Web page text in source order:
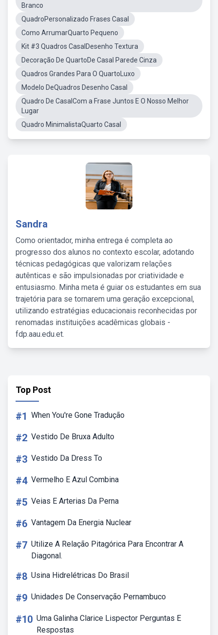
Branco
QuadroPersonalizado Frases Casal
Como ArrumarQuarto Pequeno
Kit #3 Quadros CasalDesenho Textura
Decoração De QuartoDe Casal Parede Cinza
Quadros Grandes Para O QuartoLuxo
Modelo DeQuadros Desenho Casal
Quadro De CasalCom a Frase Juntos E O Nosso Melhor
Lugar
Quadro MinimalistaQuarto Casal
Sandra
Como orientador, minha entrega é completa ao
progresso dos alunos no contexto escolar, adotando
técnicas pedagógicas que valorizam relações
autênticas e são impulsionadas por criatividade e
entusiasmo. Minha meta é guiar os estudantes em sua
trajetória para se tornarem uma geração excepcional,
utilizando estratégias educacionais reconhecidas por
renomadas instituições acadêmicas globais -
fdp.aau.edu.et.
Top Post
#1 When You're Gone Tradução
#2 Vestido De Bruxa Adulto
#3 Vestido Da Dress To
#4 Vermelho E Azul Combina
#5 Veias E Arterias Da Perna
#6 Vantagem Da Energia Nuclear
#7 Utilize A Relação Pitagórica Para Encontrar A
Diagonal.
#8 Usina Hidrelétricas Do Brasil
#9 Unidades De Conservação Pernambuco
#10 Uma Galinha Clarice Lispector Perguntas E
Respostas